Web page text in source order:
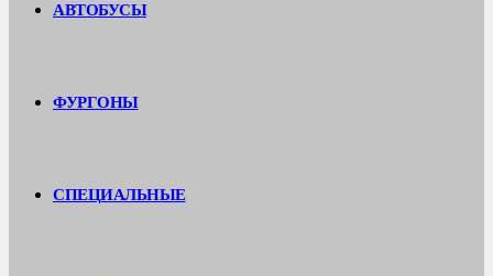
АВТОБУСЫ
ФУРГОНЫ
СПЕЦИАЛЬНЫЕ